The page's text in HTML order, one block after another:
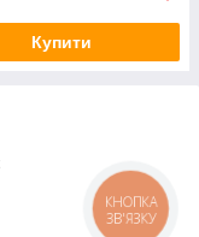
Купити
КНОПКА
ЗВ'ЯЗКУ